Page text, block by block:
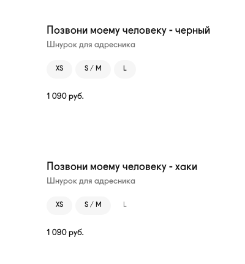
Позвони моему человеку - черный
Шнурок для адресника
XS S / M L
1 090 руб.
Позвони моему человеку - хаки
Шнурок для адресника
XS S / M L
1 090 руб.